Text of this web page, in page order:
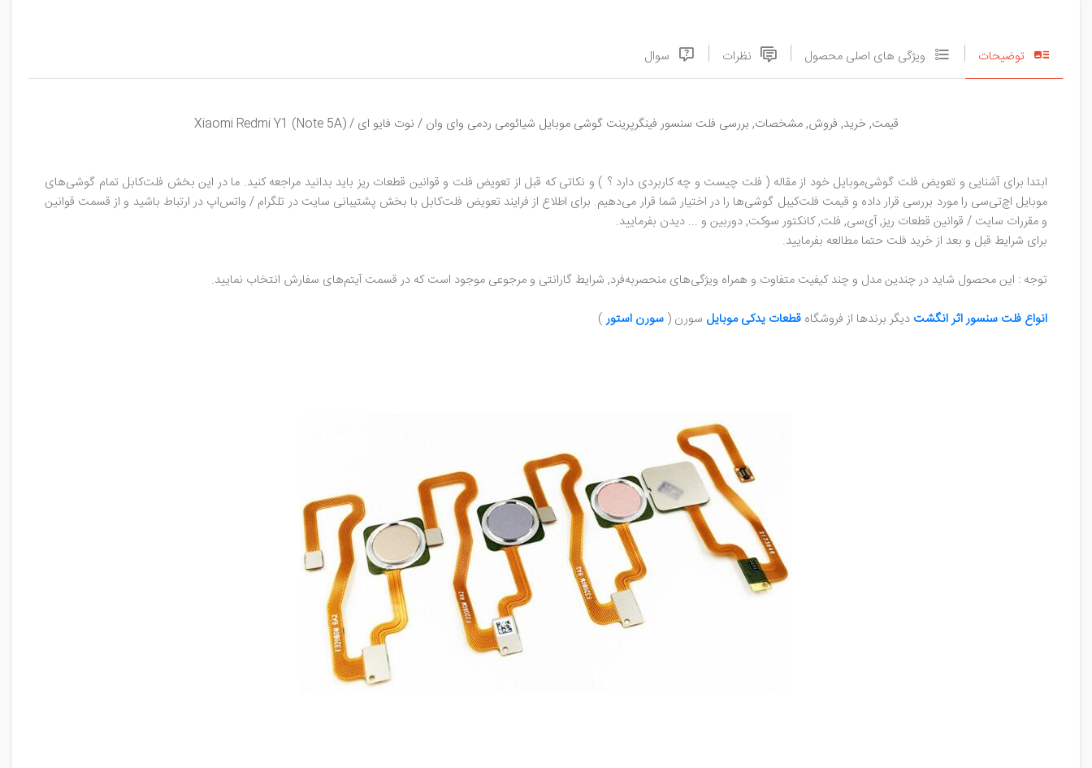
توضیحات ویژگی های اصلی محصول نظرات سوال
قیمت, خرید, فروش, مشخصات, بررسی فلت سنسور فینگرپرینت گوشی موبایل شیائومی ردمی وای وان / نوت فایو ای / Xiaomi Redmi Y1 (Note 5A)
ابتدا برای آشنایی و تعویض فلت گوشی‌موبایل خود از مقاله ( فلت چیست و چه کاربردی دارد ؟ ) و نکاتی که قبل از تعویض فلت و قوانین قطعات ریز باید بدانید مراجعه کنید. ما در این بخش فلت‌کابل تمام گوشی‌های
موبایل اچ‌تی‌سی را مورد بررسی قرار داده و قیمت فلت‌کیبل گوشی‌ها را در اختیار شما قرار می‌دهیم. برای اطلاع از فرایند تعویض فلت‌کابل با بخش پشتیبانی سایت در تلگرام / واتس‌اپ در ارتباط باشید و از قسمت قوانین
و مقررات سایت / قوانین قطعات ریز, آی‌سی, فلت, کانکتور سوکت, دوربین و ... دیدن بفرمایید.
برای شرایط قبل و بعد از خرید فلت حتما مطالعه بفرمایید.
توجه : این محصول شاید در چندین مدل و چند کیفیت متفاوت و همراه ویژگی‌های منحصر‌به‌فرد, شرایط گارانتی و مرجوعی موجود است که در قسمت آیتم‌های سفارش انتخاب نمایید.
انواع فلت سنسور اثر انگشت دیگر برند‌ها از فروشگاه قطعات یدکی موبایل سورن ( سورن استور )